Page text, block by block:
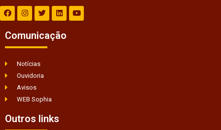
Comunicação
Notícias
Ouvidoria
Avisos
WEB Sophia
Outros links